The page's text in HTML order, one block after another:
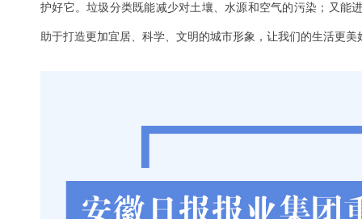
护好它。垃圾分类既能减少对土壤、水源和空气的污染；又能
助于打造更加宜居、科学、文明的城市形象，让我们的生活更美